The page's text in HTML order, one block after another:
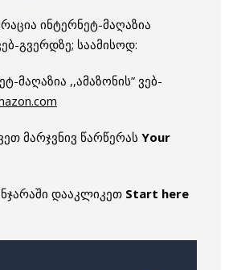
ინტერნეტ-მაღაზია
გვერდზე; საამისოდ:
მაღაზია ,,ამაზონის” ვებ-
მარჯვნივ წარწერას Your
დააკლიკეთ Start here